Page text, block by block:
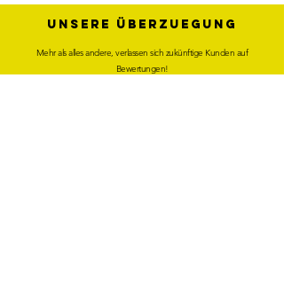
UNSERE ÜBERZUEGUNG
Mehr als alles andere, verlassen sich zukünftige Kunden auf
Bewertungen!